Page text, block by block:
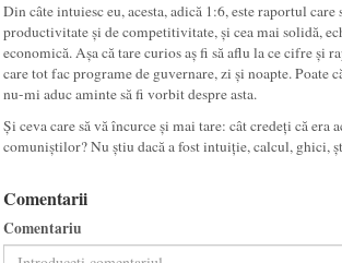
Din câte intuiesc eu, acesta, adică 1:6, este raportul
productivitate și de competitivitate, și cea mai solidă,
economică. Așa că tare curios aș fi să aflu la ce cifre și
care tot fac programe de guvernare, zi și noapte. Poate
nu-mi aduc aminte să fi vorbit despre asta.
Și ceva care să vă încurce și mai tare: cât credeți că era
comuniștilor? Nu știu dacă a fost intuiție, calcul, ghici,
Comentarii
Comentariu